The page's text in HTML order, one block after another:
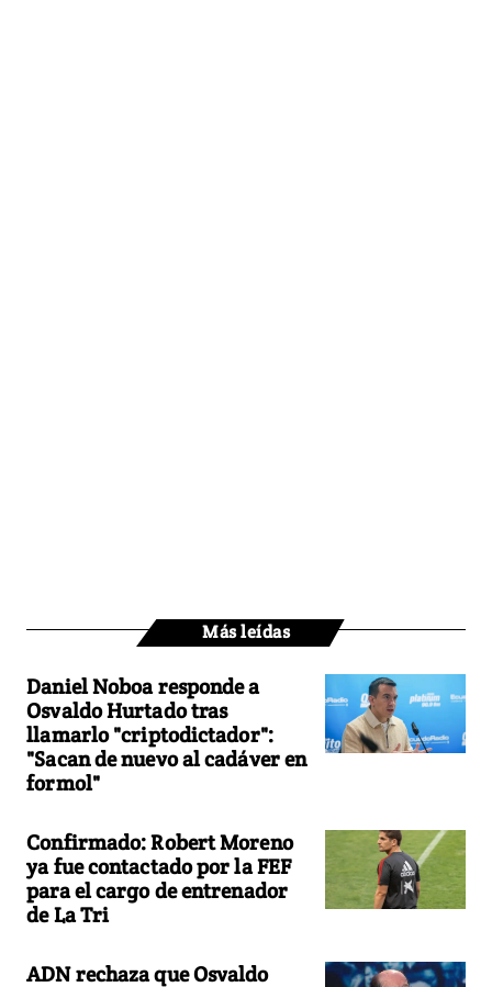
Más leídas
Daniel Noboa responde a
Osvaldo Hurtado tras
llamarlo "criptodictador":
"Sacan de nuevo al cadáver en
formol"
Confirmado: Robert Moreno
ya fue contactado por la FEF
para el cargo de entrenador
de La Tri
ADN rechaza que Osvaldo